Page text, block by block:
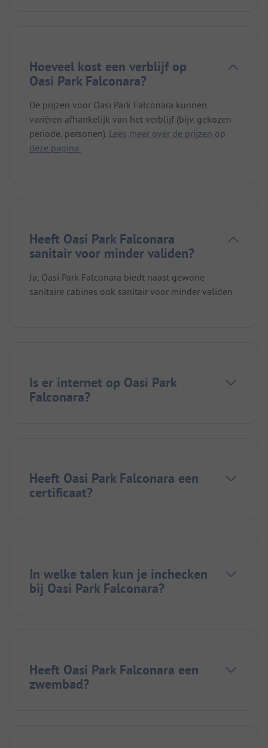
Hoeveel kost een verblijf op
Oasi Park Falconara?
De prijzen voor Oasi Park Falconara kunnen
variëren afhankelijk van het verblijf (bijv. gekozen
periode, personen). Lees meer over de prijzen op
deze pagina.
Heeft Oasi Park Falconara
sanitair voor minder validen?
Ja, Oasi Park Falconara biedt naast gewone
sanitaire cabines ook sanitair voor minder validen.
Is er internet op Oasi Park
Falconara?
Heeft Oasi Park Falconara een
certificaat?
In welke talen kun je inchecken
bij Oasi Park Falconara?
Heeft Oasi Park Falconara een
zwembad?